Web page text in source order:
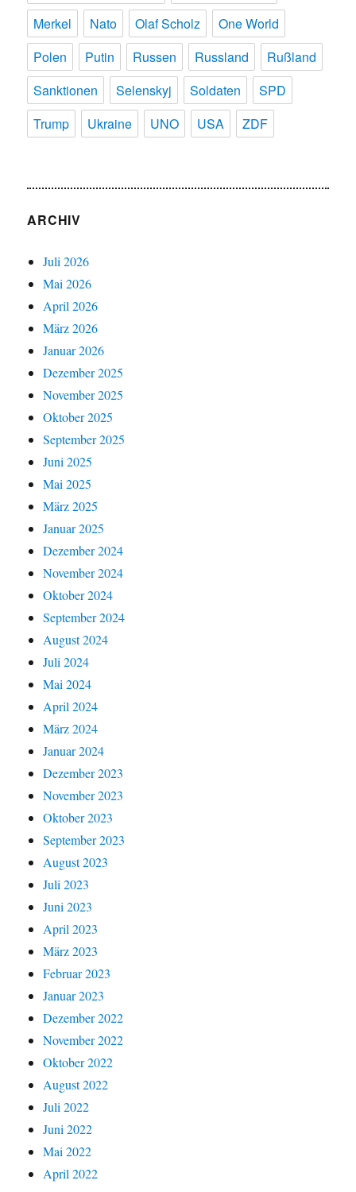
Merkel
Nato Olaf Scholz
One World
Polen
Putin Russen Russland
Rußland
Sanktionen
Selenskyj Soldaten
SPD
Trump
Ukraine UNO USA ZDF
ARCHIV
Juli 2026
Mai 2026
April 2026
März 2026
Januar 2026
Dezember 2025
November 2025
Oktober 2025
September 2025
Juni 2025
Mai 2025
März 2025
Januar 2025
Dezember 2024
November 2024
Oktober 2024
September 2024
August 2024
Juli 2024
Mai 2024
April 2024
März 2024
Januar 2024
Dezember 2023
November 2023
Oktober 2023
September 2023
August 2023
Juli 2023
Juni 2023
April 2023
März 2023
Februar 2023
Januar 2023
Dezember 2022
November 2022
Oktober 2022
August 2022
Juli 2022
Juni 2022
Mai 2022
April 2022